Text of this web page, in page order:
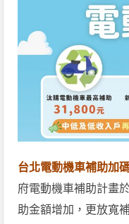
台北電動機車補助加
府電動機車補助計畫
助金額增加，更放寬